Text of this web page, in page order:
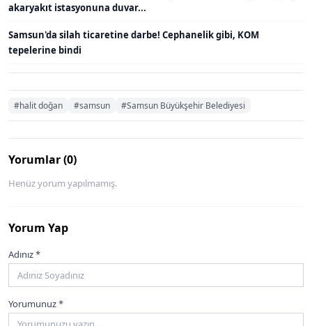
akaryakıt istasyonuna duvar...
Samsun'da silah ticaretine darbe! Cephanelik gibi, KOM
tepelerine bindi
#halit doğan #samsun #Samsun Büyükşehir Belediyesi
Yorumlar (0)
Henüz yorum yapılmamış.
Yorum Yap
Adınız *
Yorumunuz *